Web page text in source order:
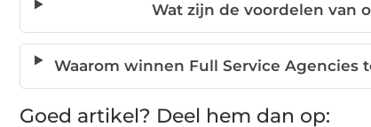
Wat zijn de voordelen van
Waarom winnen Full Service
Goed artikel? Deel hem dan op: